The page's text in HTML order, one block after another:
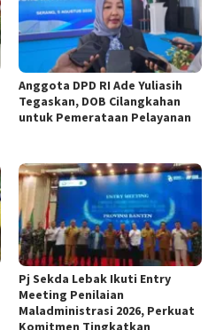
Anggota DPD RI Ade Yuliasih
Tegaskan, DOB Cilangkahan
untuk Pemerataan Pelayanan
Pj Sekda Lebak Ikuti Entry
Meeting Penilaian
Maladministrasi 2026, Perkuat
Komitmen Tingkatkan